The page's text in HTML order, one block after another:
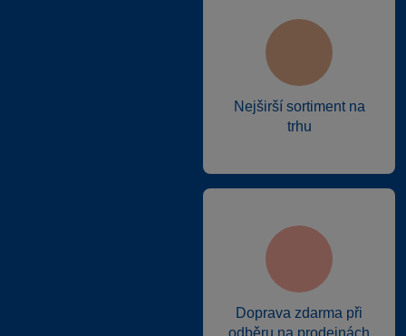
Nejširší sortiment na
trhu
Doprava zdarma při